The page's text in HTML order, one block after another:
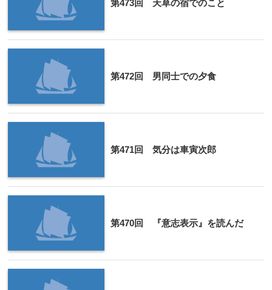
第473回 天草の宿でのこと
第472回 男同士での夕食
第471回 気分は車寅次郎
第470回 『意志表示』を読んだ